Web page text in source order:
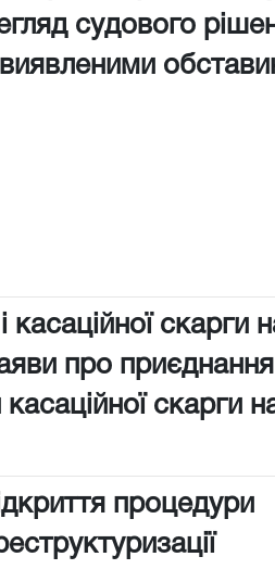
судового
касаційної скарги
про
касаційної скарги
процедури